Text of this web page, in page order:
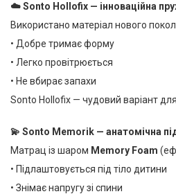
☁️ Sonto Hollofix — інноваційна
Використано матеріал нового
• Добре тримає форму
• Легко провітрюється
• Не вбирає запахи
Sonto Hollofix — чудовий варіант
💫 Sonto Memorik — анатомічна
Матрац із шаром Memory Foam
• Підлаштовується під тіло дитини
• Знімає напругу зі спини